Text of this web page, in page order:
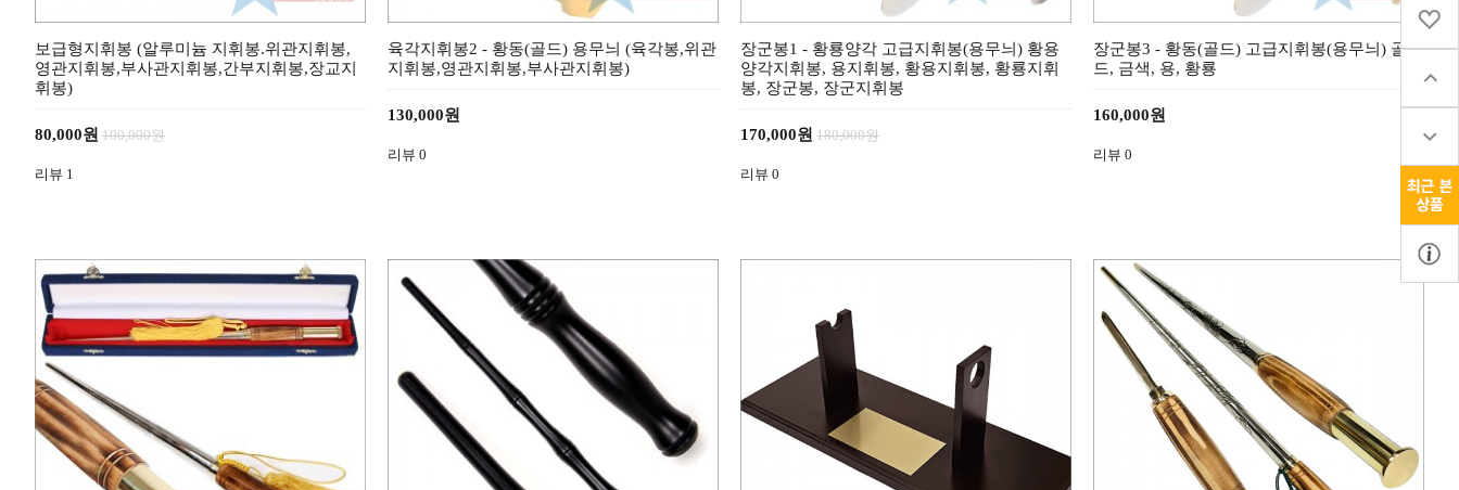
보급형지휘봉 (알루미늄 지휘봉.위관지휘봉,
영관지휘봉,부사관지휘봉,간부지휘봉,장교지
휘봉)
80,000원 100,000원
리뷰 1
육각지휘봉2 - 황동(골드) 용무늬 (육각봉,위관
지휘봉,영관지휘봉,부사관지휘봉)
130,000원
리뷰 0
장군봉1 - 황룡양각 고급지휘봉(용무늬) 황용
양각지휘봉, 용지휘봉, 황용지휘봉, 황룡지휘
봉, 장군봉, 장군지휘봉
170,000원 180,000원
리뷰 0
장군봉3 - 황동(골드) 고급지휘봉(용무늬) 골
드, 금색, 용, 황룡
160,000원
리뷰 0